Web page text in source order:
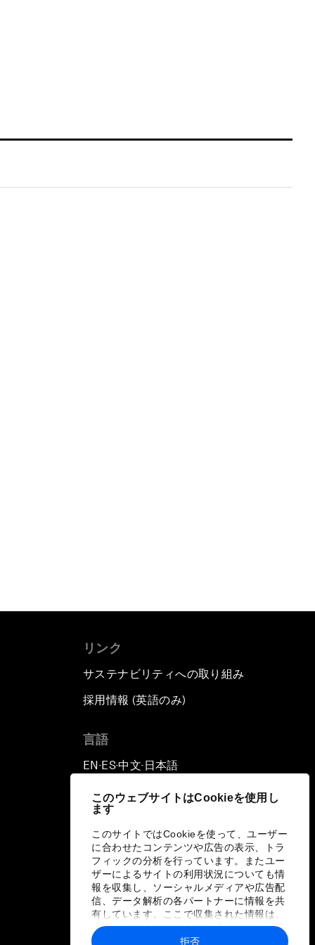
このウェブサイトはCookieを使用し
ます
このサイトではCookieを使って、ユーザー
に合わせたコンテンツや広告の表示、トラ
フィックの分析を行っています。またユー
ザーによるサイトの利用状況についても情
報を収集し、ソーシャルメディアや広告配
信、データ解析の各パートナーに情報を共
有しています。ここで収集された情報は、
ユーザーが各パートナーに提供した他の情
報や各パートナーのサービスを使用した際
拒否
リンク
サステナビリティへの取り組み
採用情報 (英語のみ)
言語
EN ▪ ES▪中文▪ 日本語